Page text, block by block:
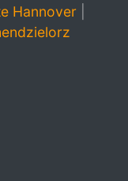
Hannover